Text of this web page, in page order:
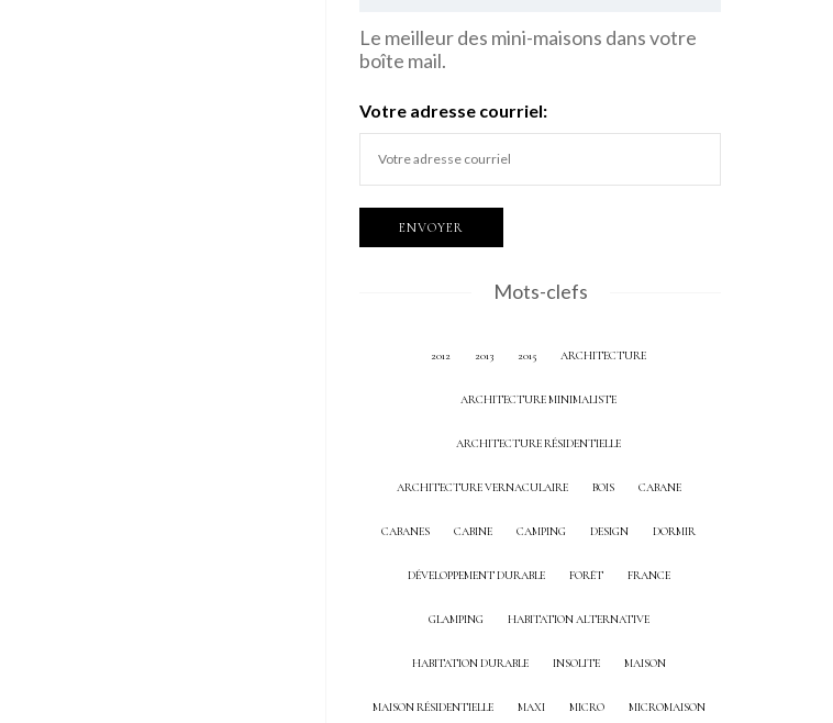
Le meilleur des mini-maisons dans votre
boîte mail.
Votre adresse courriel:
Mots-clefs
2012 2013 2015 ARCHITECTURE
ARCHITECTURE MINIMALISTE
ARCHITECTURE RÉSIDENTIELLE
ARCHITECTURE VERNACULAIRE BOIS CABANE
CABANES CABINE CAMPING DESIGN DORMIR
DÉVELOPPEMENT DURABLE FORÊT FRANCE
GLAMPING HABITATION ALTERNATIVE
HABITATION DURABLE INSOLITE MAISON
MAISON RÉSIDENTIELLE MAXI MICRO MICROMAISON